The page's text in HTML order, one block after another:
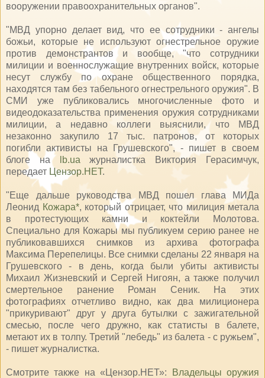
вооружении правоохранительных органов".
"МВД упорно делает вид, что ее сотрудники - ангелы
божьи, которые не используют огнестрельное оружие
против демонстрантов и вообще, "что сотрудники
милиции и военнослужащие внутренних войск, которые
несут службу по охране общественного порядка,
находятся там без табельного огнестрельного оружия". В
СМИ уже публиковались многочисленные фото и
видеодоказательства применения оружия сотрудниками
милиции, а недавно коллеги выяснили, что МВД
незаконно закупило 17 тыс. патронов, от которых
погибли активисты на Грушевского", - пишет в своем
блоге на
lb.ua журналистка Виктория Герасимчук,
передает Цензор.НЕТ.
"Еще дальше руководства МВД пошел глава МИДа
Леонид Кожара*, который отрицает, что милиция метала
в протестующих камни и коктейли Молотова.
Специально для Кожары мы публикуем серию ранее не
публиковавшихся снимков из архива фотографа
Максима Перепелицы. Все снимки сделаны 22 января на
Грушевского - в день, когда были убиты активисты
Михаил Жизневский и Сергей Нигоян, а также получил
смертельное ранение Роман Сеник. На этих
фотографиях отчетливо видно, как два милиционера
"прикуривают" друг у друга бутылки с зажигательной
смесью, после чего дружно, как статисты в балете,
метают их в толпу. Третий "лебедь" из балета - с ружьем",
- пишет журналистка.
Смотрите также на «Цензор.НЕТ»:
Владельцы оружия